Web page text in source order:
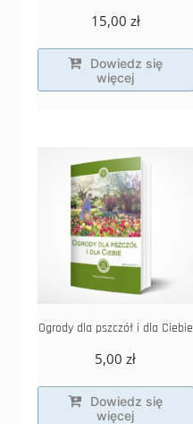
15,00 zł
Dowiedz się
więcej
Ogrody dla pszczół i dla Ciebie
5,00zł
Dowiedz się
więcej